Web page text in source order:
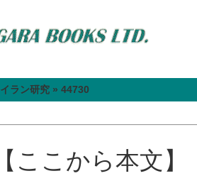
イラン研究 » 44730
【ここから本文】